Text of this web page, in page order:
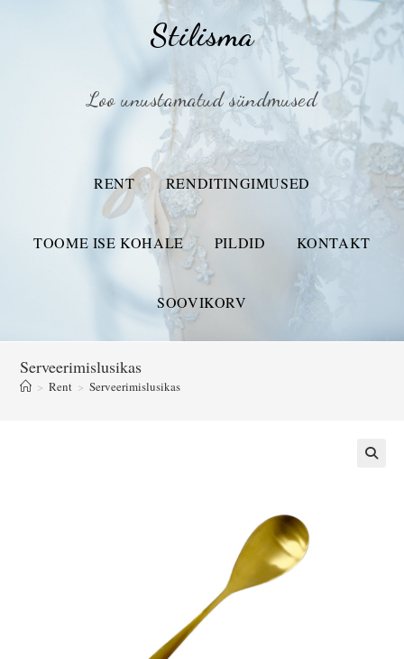
Stilisma
Loo unustamatud sündmused
RENT RENDITINGIMUSED
TOOME ISE KOHALE PILDID KONTAKT
SOOVIKORV
Serveerimislusikas
> Rent > Serveerimislusikas